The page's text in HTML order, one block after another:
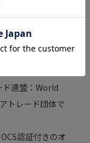
連盟：World
トレード団体で
認証付きのオ